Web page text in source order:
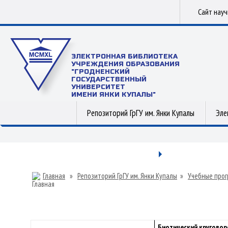
Сайт
ЭЛЕКТРОННАЯ БИБЛИОТЕКА
УЧРЕЖДЕНИЯ ОБРАЗОВАНИЯ
"ГРОДНЕНСКИЙ
ГОСУДАРСТВЕННЫЙ
УНИВЕРСИТЕТ
ИМЕНИ ЯНКИ КУПАЛЫ"
Репозиторий ГрГУ им. Янки Купалы
Главная » Репозиторий ГрГУ им. Янки Купалы » Учебные